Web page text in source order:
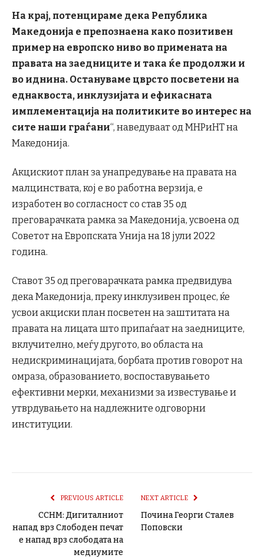
На крај, потенцираме дека Република
Македонија е препознаена како позитивен
пример на европско ниво во примената на
правата на заедниците и така ќе продолжи и
во иднина. Остануваме цврсто посветени на
еднаквоста, инклузијата и ефикасната
имплементација на политиките во интерес на
сите наши граѓани“, наведуваат од МНРиНТ на
Македонија.
Акцискиот план за унапредување на правата на
малцинствата, кој е во работна верзија, е
изработен во согласност со став 35 од
преговарачката рамка за Македонија, усвоена од
Советот на Европската Унија на 18 јули 2022
година.
Ставот 35 од преговарачката рамка предвидува
дека Македонија, преку инклузивен процес, ќе
усвои акциски план посветен на заштитата на
правата на лицата што припаѓаат на заедниците,
вклучително, меѓу другото, во областа на
недискриминацијата, борбата против говорот на
омраза, образованието, воспоставувањето
ефективни мерки, механизми за известување и
утврдувањето на надлежните одговорни
институции.
PREVIOUS ARTICLE
ССНМ: Дигиталниот
напад врз Слободен печат
е напад врз слободата на
медиумите
NEXT ARTICLE
Почина Георги Сталев
Поповски